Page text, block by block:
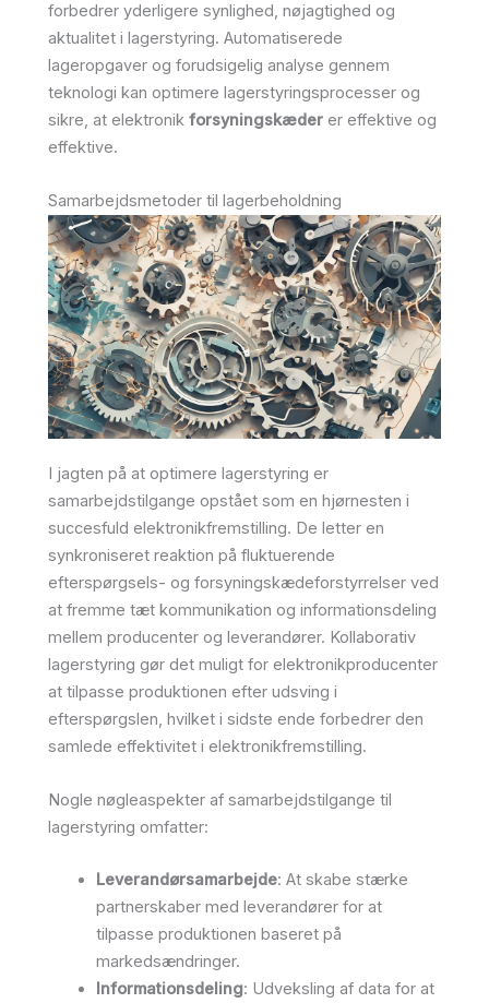
forbedrer yderligere synlighed, nøjagtighed og
aktualitet i lagerstyring. Automatiserede
lageropgaver og forudsigelig analyse gennem
teknologi kan optimere lagerstyringsprocesser og
sikre, at elektronik forsyningskæder er effektive og
effektive.
Samarbejdsmetoder til lagerbeholdning
I jagten på at optimere lagerstyring er
samarbejdstilgange opstået som en hjørnesten i
succesfuld elektronikfremstilling. De letter en
synkroniseret reaktion på fluktuerende
efterspørgsels- og forsyningskædeforstyrrelser ved
at fremme tæt kommunikation og informationsdeling
mellem producenter og leverandører. Kollaborativ
lagerstyring gør det muligt for elektronikproducenter
at tilpasse produktionen efter udsving i
efterspørgslen, hvilket i sidste ende forbedrer den
samlede effektivitet i elektronikfremstilling.
Nogle nøgleaspekter af samarbejdstilgange til
lagerstyring omfatter:
Leverandørsamarbejde: At skabe stærke
partnerskaber med leverandører for at
tilpasse produktionen baseret på
markedsændringer.
Informationsdeling: Udveksling af data for at